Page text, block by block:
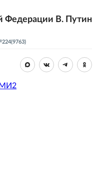
Федерации В. Путин